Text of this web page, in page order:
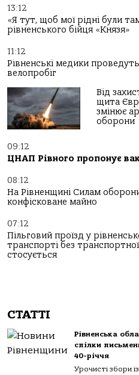
13:12
«Я тут, щоб мої рідні були
рівненського бійця «Князя»
11:12
Рівненські медики
велопробіг
Від
щита
змінює
оборони
09:12
ЦНАП Рівного пропонує
08:12
На Рівненщині Силам
конфісковане майно
07:12
Пільговий проїзд у
транспорті без
стосується
СТАТТІ
Рівненська
спілки
40-річчя
Урочисті збори